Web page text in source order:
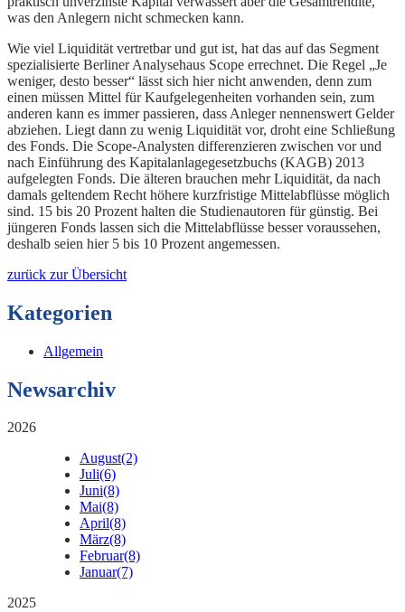
was den Anlegern nicht schmecken kann.
Wie viel Liquidität vertretbar und gut ist, hat das auf das Segment
spezialisierte Berliner Analysehaus Scope errechnet. Die Regel „Je
weniger, desto besser“ lässt sich hier nicht anwenden, denn zum
einen müssen Mittel für Kaufgelegenheiten vorhanden sein, zum
anderen kann es immer passieren, dass Anleger nennenswert Gelder
abziehen. Liegt dann zu wenig Liquidität vor, droht eine Schließung
des Fonds. Die Scope-Analysten differenzieren zwischen vor und
nach Einführung des Kapitalanlagegesetzbuchs (KAGB) 2013
aufgelegten Fonds. Die älteren brauchen mehr Liquidität, da nach
damals geltendem Recht höhere kurzfristige Mittelabflüsse möglich
sind. 15 bis 20 Prozent halten die Studienautoren für günstig. Bei
jüngeren Fonds lassen sich die Mittelabflüsse besser voraussehen,
deshalb seien hier 5 bis 10 Prozent angemessen.
zurück zur Übersicht
Kategorien
Allgemein
Newsarchiv
2026
August(2)
Juli(6)
Juni(8)
Mai(8)
April(8)
März(8)
Februar(8)
Januar(7)
2025